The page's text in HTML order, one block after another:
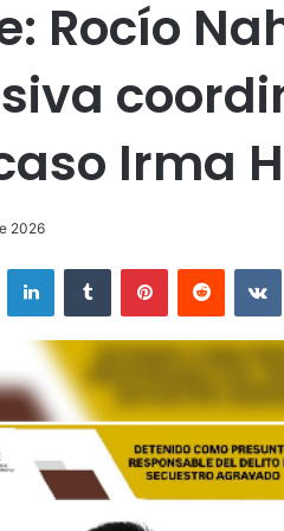
Rocío
Irma
2026
LinkedInTumblr PinterestReddit